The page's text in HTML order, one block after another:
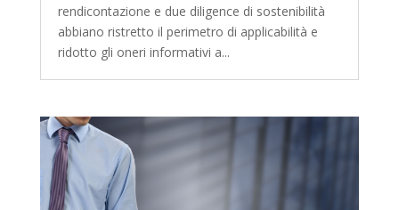
rendicontazione e due diligence di sostenibilità
abbiano ristretto il perimetro di applicabilità e
ridotto gli oneri informativi a...